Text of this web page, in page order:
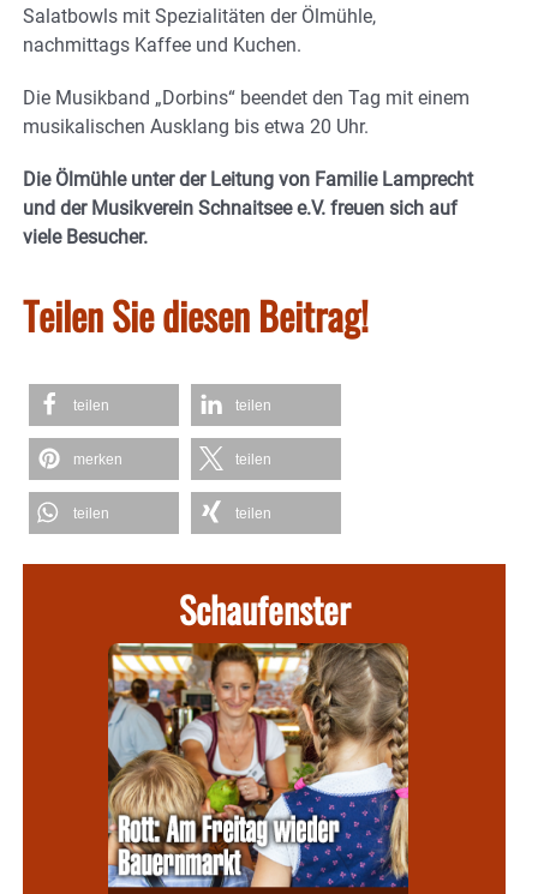
Salatbowls mit Spezialitäten der Ölmühle,
nachmittags Kaffee und Kuchen.
Die Musikband „Dorbins“ beendet den Tag mit einem
musikalischen Ausklang bis etwa 20 Uhr.
Die Ölmühle unter der Leitung von Familie Lamprecht
und der Musikverein Schnaitsee e.V. freuen sich auf
viele Besucher.
Teilen Sie diesen Beitrag!
teilen teilen
merken teilen
teilen teilen
Schaufenster